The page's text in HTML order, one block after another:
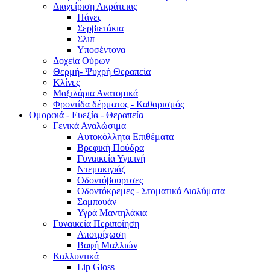
Διαχείριση Ακράτειας
Πάνες
Σερβιετάκια
Σλιπ
Υποσέντονα
Δοχεία Ούρων
Θερμή- Ψυχρή Θεραπεία
Κλίνες
Μαξιλάρια Ανατομικά
Φροντίδα δέρματος - Καθαρισμός
Ομορφιά - Ευεξία - Θεραπεία
Γενικά Αναλώσιμα
Αυτοκόλλητα Επιθέματα
Βρεφική Πούδρα
Γυναικεία Υγιεινή
Ντεμακιγιάζ
Οδοντόβουρτσες
Οδοντόκρεμες - Στοματικά Διαλύματα
Σαμπουάν
Υγρά Μαντηλάκια
Γυναικεία Περιποίηση
Αποτρίχωση
Βαφή Μαλλιών
Καλλυντικά
Lip Gloss